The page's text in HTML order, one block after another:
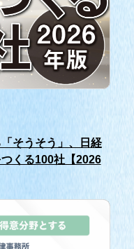
そうそう」、日経
くる100社【2026